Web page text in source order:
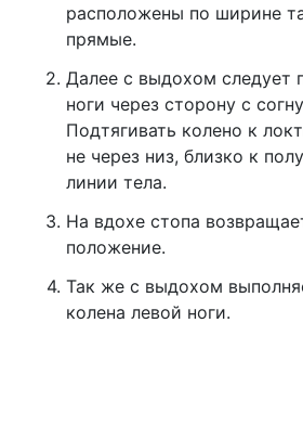
расположены по ширине
прямые.
Далее с выдохом следует
ноги через сторону с
Подтягивать колено к
не через низ, близко к
линии тела.
На вдохе стопа
положение.
Так же с выдохом
колена левой ноги.